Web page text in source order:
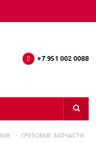
+7 951 002 0088
-
ГРУЗОВЫЕ ЗАПЧАСТИ